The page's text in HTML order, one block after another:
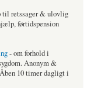
retssager & ulovlig
førtidspension
- om forhold i
Anonym &
10 timer dagligt i